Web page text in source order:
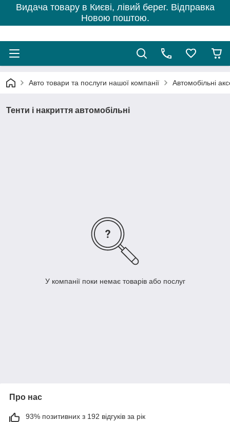
Видача товару в Києві, лівий берег. Відправка
Новою поштою.
Авто товари та послуги нашої компанії Автомобільні
Тенти і накриття автомобільні
У компанії поки немає товарів або послуг
Про нас
93% позитивних з 192 відгуків за рік